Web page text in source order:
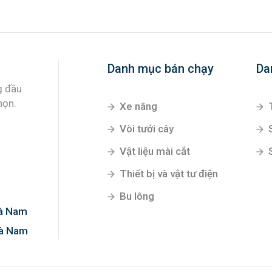
đầu
Nam
Nam
Danh mục bán chạy
Xe nâng
Vòi tưới cây
Vật liệu mài cắt
Thiết bị và vật tư điện
Bu lông